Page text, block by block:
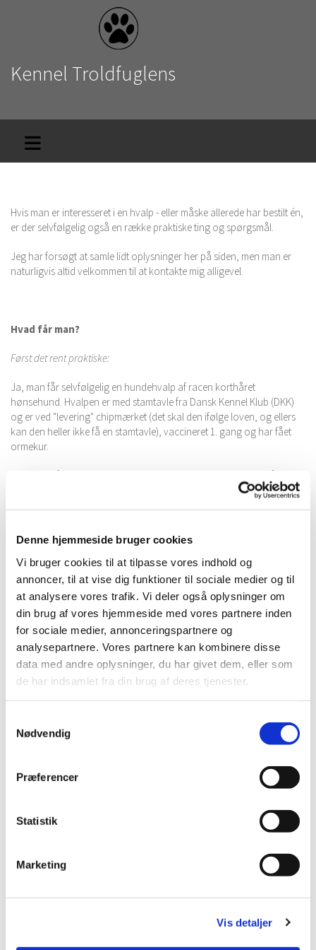
Denne hjemmeside bruger cookies
Vi bruger cookies til at tilpasse vores indhold og
annoncer, til at vise dig funktioner til sociale medier og til
at analysere vores trafik. Vi deler også oplysninger om
din brug af vores hjemmeside med vores partnere inden
for sociale medier, annonceringspartnere og
analysepartnere. Vores partnere kan kombinere disse
data med andre oplysninger, du har givet dem, eller som
de har indsamlet fra din brug af deres tjenester.
Nødvendig
Præferencer
Statistik
Marketing
Vis detaljer
Kennel Troldfuglens
Hvis man er interesseret i en hvalp - eller måske allerede har bestilt én,
er der selvfølgelig også en række praktiske ting og spørgsmål.
Jeg har forsøgt at samle lidt oplysninger her på siden, men man er
naturligvis altid velkommen til at kontakte mig alligevel.
Hvad får man?
Først det rent praktiske:
Ja, man får selvfølgelig en hundehvalp af racen korthåret
hønsehund. Hvalpen er med stamtavle fra Dansk Kennel Klub (DKK)
og er ved "levering" chipmærket (det skal den ifølge loven, og ellers
kan den heller ikke få en stamtavle), vaccineret 1. gang og har fået
ormekur.
Hvalpene får desuden hver en hvalpepakke med. Pakken består bl.a.
af 1 sæk af det hvalpefoder, som de er vant til at få; et lille tæppe, som
Så det lidt mere løse:
Udover de gode egenskaber, som jeg forventer, at de har fået fra
forældrene, vil jeg gøre mit bedste for at hvalpene er rustet til lidt af
hvert i deres nye hjem. De vil derfor blive udsat for lidt af hvert, mens
de er her; fremmede mennesker, børn, ture i bilen, vand, vildt, nye
steder, motoriktræning. Kort sagt alt, hvad jeg kan nå at udsætte dem
for (og som de selvfølgelig ikke tager skade af).
Ja først og fremmest forventer jeg, at man vil behandle sin nye hund
Derudover forventer jeg, at man på forhånd har sat sig ind i, hvad
hvis man har haft en før). Det er en fantastisk race, men hvis ikke den
får opfyldt sine behov for både fysisk og mental aktivering, har den
aktivere sig selv... Derfor sælger jeg som udgangspunkt også kun
hvalpe til hjem, hvor de skal bruges til jagt eller andet, hvor de får
Når der er lavet en aftale om køb af en hvalp, tager jeg et depositum
for hvalpen. Jeg tager depositum for at sikre, at jeg ikke har
reserveret en hvalp, som så ender med alligevel ikke at blive solgt. Det